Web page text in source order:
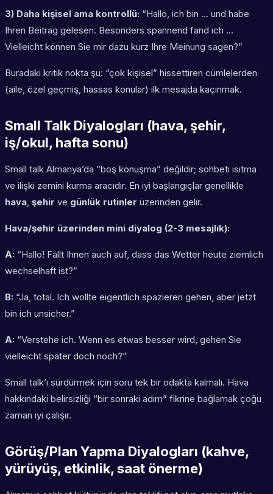
3) Daha kişisel ama kontrollü: “Hallo, ich bin … und habe
Ihren Beitrag gelesen. Besonders spannend fand ich …
Vielleicht können Sie mir dazu kurz Ihre Meinung sagen?”
Buradaki kritik nokta şu: “çok kişisel” hissettiren cümlelerden
(aile, özel geçmiş, hassas konular) ilk mesajda kaçınmak.
Small Talk Diyalogları (hava, şehir,
iş/okul, hafta sonu)
Small talk Almanya’da “boş konuşma” değildir; sohbeti ısıtma
ve ilişki zemini kurma aracıdır. En iyi başlangıçlar genellikle
hava, şehir ve günlük rutinler üzerinden gelir.
Hava/şehir üzerinden mini diyalog (2-3 mesajlık):
A: “Hallo! Fällt Ihnen auch auf, dass das Wetter heute ziemlich
wechselhaft ist?”
B: “Ja, total. Ich wollte eigentlich spazieren gehen, aber jetzt
bin ich unsicher.”
A: “Verstehe ich. Wenn es etwas besser wird, gehen Sie
vielleicht später doch noch?”
Small talk’ı sürdürmek için soru tek bir odakta kalmalı. Hava
hakkındaki belirsizliği “bir sonraki adım” fikrine bağlamak çoğu
zaman iyi çalışır.
Görüş/Plan Yapma Diyalogları (kahve,
yürüyüş, etkinlik, saat önerme)